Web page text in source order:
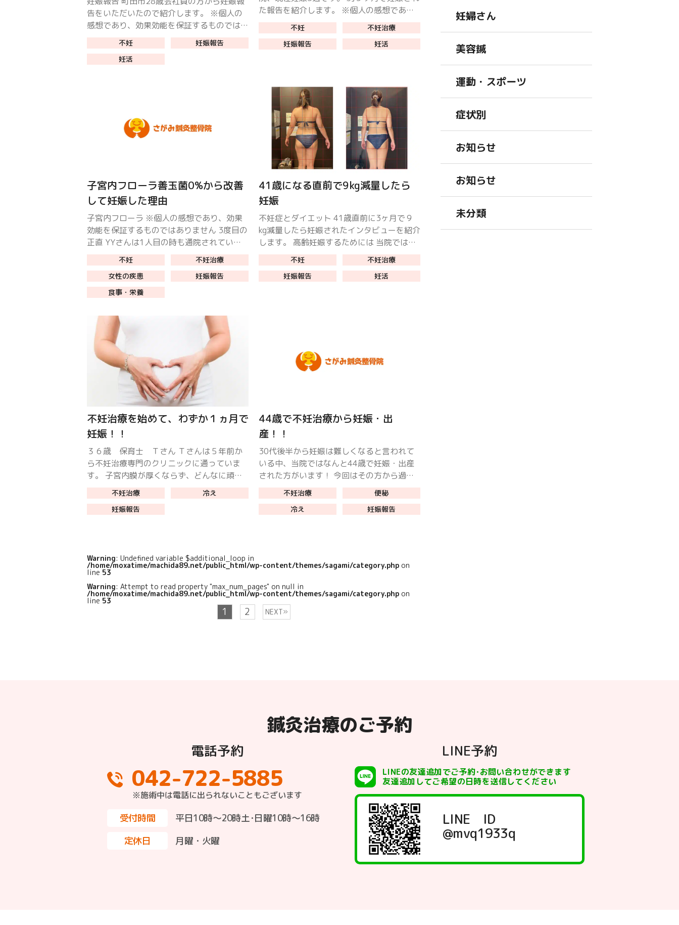
告をいただいたので紹介します。 ※個人の
感想であり、効果効能を保証するものではあ
りません 妊活している人へのアドバイス 自
分は授かれないのではないかと思っている方
も食事改善、鍼灸 […]
不妊
妊娠報告
妊活
た報告を紹介します。 ※個人の感想であ
り、効果効能を保証するものではありません
不妊
不妊治療
妊娠報告
妊活
子宮内フローラ善玉菌0%から改善
して妊娠した理由
子宮内フローラ ※個人の感想であり、効果
効能を保証するものではありません 3度目の
正直 YYさんは1人目の時も通院されていま
した。 町田市の29歳Y様｜「旦那さんを父
親にしてあげられた」 2人目は簡単だろうと
考えていたら […]
不妊
不妊治療
女性の疾患
妊娠報告
食事・栄養
41歳になる直前で9kg減量したら
妊娠
不妊症とダイエット 41歳直前に3ヶ月で９
kg減量したら妊娠されたインタビューを紹介
します。 高齢妊娠するためには 当院では40
歳から妊活を始めて妊娠された症例が沢山あ
ります。 これまで25年以上、子宝を授かる
ための施術 […]
不妊
不妊治療
妊娠報告
妊活
不妊治療を始めて、わずか１ヵ月で
妊娠！！
３６歳 保育士 Ｔさん Ｔさんは５年前か
ら不妊治療専門のクリニックに通っていま
す。 子宮内膜が厚くならず、どんなに頑張
っても8～9㎜が限界で、体外受精をして
も、なかなか授かることができませんでし
た。 子宮内膜を厚くしたく […]
不妊治療
冷え
妊娠報告
44歳で不妊治療から妊娠・出
産！！
30代後半から妊娠は難しくなると言われて
いる中、当院ではなんと44歳で妊娠・出産
された方がいます！ 今回はその方から過去
にいただいた妊娠報告のアンケートをご紹介
します。 I.Sさん44歳 Q. […]
不妊治療
便秘
冷え
妊娠報告
Warning: Undefined variable $additional_loop in
/home/moxatime/machida89.net/public_html/wp-content/themes/sagami/category.php on
line 53
Warning: Attempt to read property "max_num_pages" on null in
/home/moxatime/machida89.net/public_html/wp-content/themes/sagami/category.php on
line 53
1 2 NEXT»
妊婦さん
美容鍼
運動・スポーツ
症状別
お知らせ
お知らせ
未分類
鍼灸治療のご予約
電話予約
042-722-5885
※施術中は電話に出られないこともございます
受付時間 平日10時～20時土･日曜10時〜16時
定休日
月曜・火曜
LINE予約
LINEの友達追加でご予約･お問い合わせができます
友達追加してご希望の日時を送信してください
LINE ID
@mvq1933q